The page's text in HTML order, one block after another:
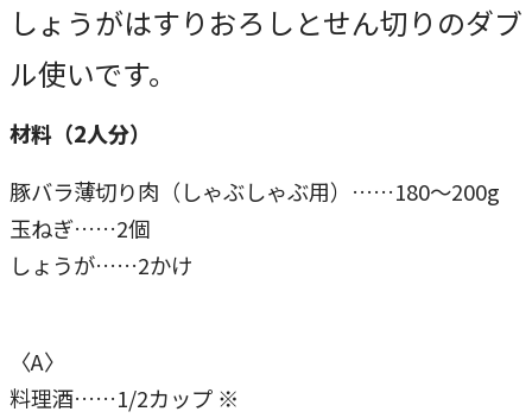
しょうがはすりおろしとせん切りのダブ
ル使いです。
材料（2人分）
豚バラ薄切り肉（しゃぶしゃぶ用）……180～200g
玉ねぎ……2個
しょうが……2かけ
〈A〉
料理酒……1/2カップ ※